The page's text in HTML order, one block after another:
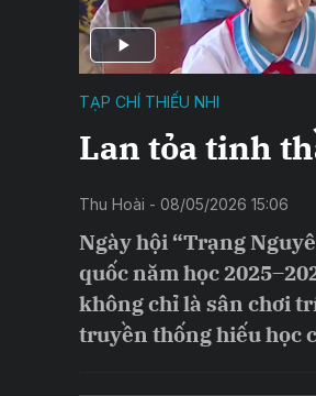
TẠP CHÍ THIẾU NHI
Lan tỏa tinh
Thu Hoài - 08/05/2026 15:06
Ngày hội “Trạng
quốc năm học
không chỉ là sân chơi
truyền thống hiếu học